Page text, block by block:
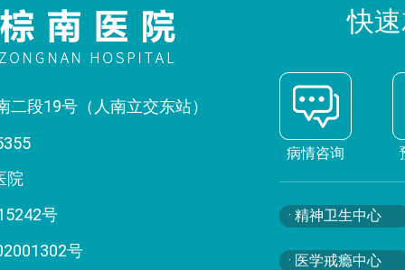
二段19号（人南立交东站）
院
号
号
快
病情咨询
· 精神卫生中心
· 医学戒瘾中心